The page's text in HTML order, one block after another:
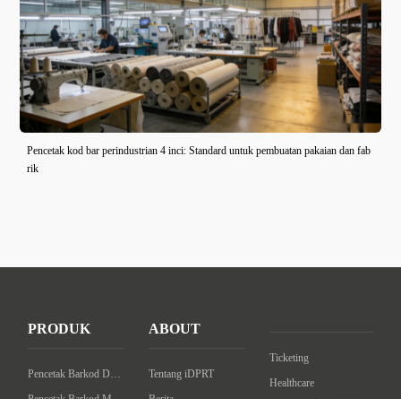
Pencetak kod bar perindustrian 4 inci: Standard untuk pembuatan pakaian dan fab
rik
PRODUK
Pencetak Barkod Desktop
ABOUT
Tentang iDPRT
Ticketing
Healthcare